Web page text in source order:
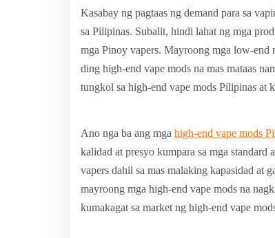
Kasabay ng pagtaas ng demand para sa
sa Pilipinas. Subalit, hindi lahat ng mga
mga Pinoy vapers. Mayroong mga low-end
ding high-end vape mods na mas mataas
tungkol sa high-end vape mods Pilipinas at
Ano nga ba ang mga high-end vape mods
kalidad at presyo kumpara sa mga
vapers dahil sa mas malaking kapasidad at
mayroong mga high-end vape mods na
kumakagat sa market ng high-end vape